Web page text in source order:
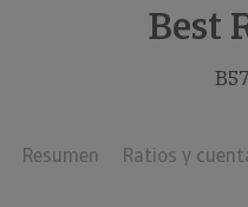
Investigada
Best
Resumen Ratios y